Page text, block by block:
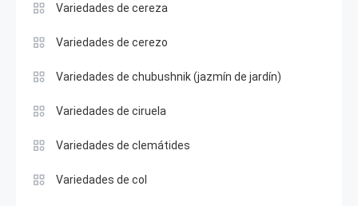
Variedades de cereza
Variedades de cerezo
Variedades de chubushnik (jazmín de jardín)
Variedades de ciruela
Variedades de clemátides
Variedades de col